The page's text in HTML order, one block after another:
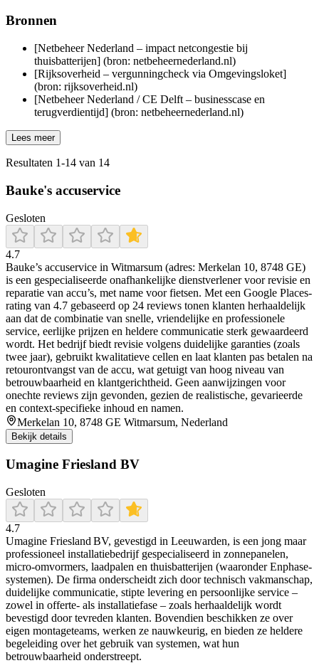
Bronnen
[Netbeheer Nederland – impact netcongestie bij
thuisbatterijen] (bron: netbeheernederland.nl)
[Rijksoverheid – vergunningcheck via Omgevingsloket]
(bron: rijksoverheid.nl)
[Netbeheer Nederland / CE Delft – businesscase en
terugverdientijd] (bron: netbeheernederland.nl)
Lees meer
Resultaten 1-14 van 14
Bauke's accuservice
Gesloten
4.7
Bauke’s accuservice in Witmarsum (adres: Merkelan 10, 8748 GE)
is een gespecialiseerde onafhankelijke dienstverlener voor revisie en
reparatie van accu’s, met name voor fietsen. Met een Google Places-
rating van 4.7 gebaseerd op 24 reviews tonen klanten herhaaldelijk
aan dat de combinatie van snelle, vriendelijke en professionele
service, eerlijke prijzen en heldere communicatie sterk gewaardeerd
wordt. Het bedrijf biedt revisie volgens duidelijke garanties (zoals
twee jaar), gebruikt kwalitatieve cellen en laat klanten pas betalen na
retourontvangst van de accu, wat getuigt van hoog niveau van
betrouwbaarheid en klantgerichtheid. Geen aanwijzingen voor
onechte reviews zijn gevonden, gezien de realistische, gevarieerde
en context-specifieke inhoud en namen.
Merkelan 10, 8748 GE Witmarsum, Nederland
Bekijk details
Umagine Friesland BV
Gesloten
4.7
Umagine Friesland BV, gevestigd in Leeuwarden, is een jong maar
professioneel installatiebedrijf gespecialiseerd in zonnepanelen,
micro‑omvormers, laadpalen en thuisbatterijen (waaronder Enphase-
systemen). De firma onderscheidt zich door technisch vakmanschap,
duidelijke communicatie, stipte levering en persoonlijke service –
zowel in offerte- als installatiefase – zoals herhaaldelijk wordt
bevestigd door tevreden klanten. Bovendien beschikken ze over
eigen montageteams, werken ze nauwkeurig, en bieden ze heldere
begeleiding over het gebruik van systemen, wat hun
betrouwbaarheid onderstreept.